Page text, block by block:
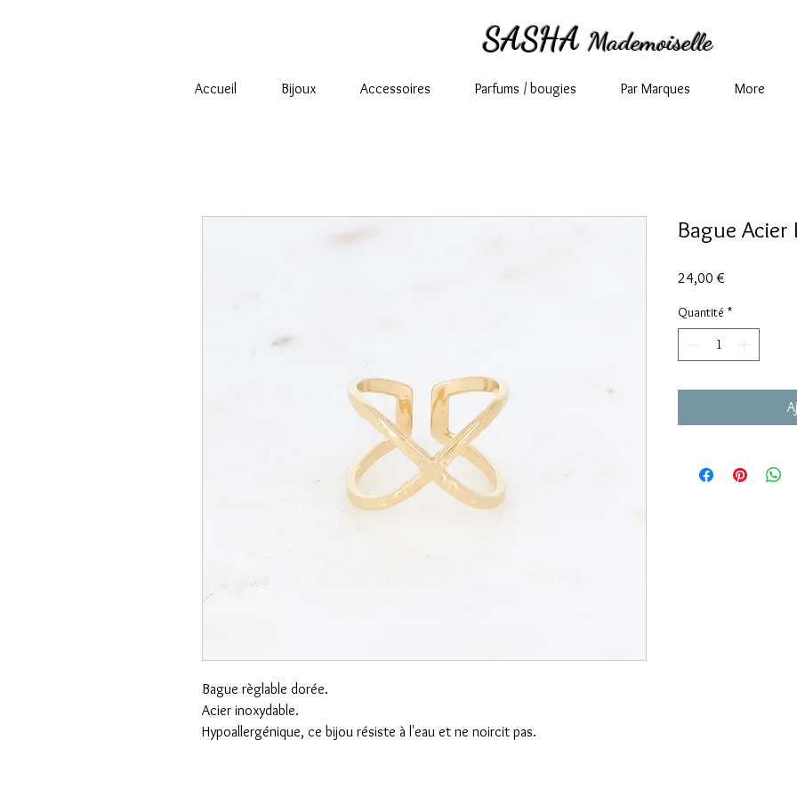
SASHA Mademoiselle
Accueil Bijoux Accessoires Parfums / bougies Par Marques More
Bague règlable dorée.
Acier inoxydable.
Hypoallergénique, ce bijou résiste à l'eau et ne noircit pas.
Bague Acier
24,00 €
Quantité *